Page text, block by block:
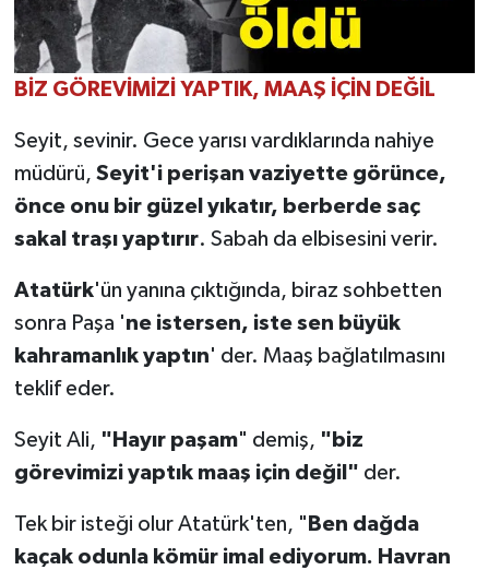
BİZ GÖREVİMİZİ YAPTIK, MAAŞ İÇİN DEĞİL
Seyit, sevinir. Gece yarısı vardıklarında nahiye
müdürü, Seyit'i perişan vaziyette görünce,
önce onu bir güzel yıkatır, berberde saç
sakal traşı yaptırır. Sabah da elbisesini verir.
Atatürk'ün yanına çıktığında, biraz sohbetten
sonra Paşa 'ne istersen, iste sen büyük
kahramanlık yaptın' der. Maaş bağlatılmasını
teklif eder.
Seyit Ali, "Hayır paşam" demiş, "biz
görevimizi yaptık maaş için değil" der.
Tek bir isteği olur Atatürk'ten, " Ben dağda
kaçak odunla kömür imal ediyorum. Havran